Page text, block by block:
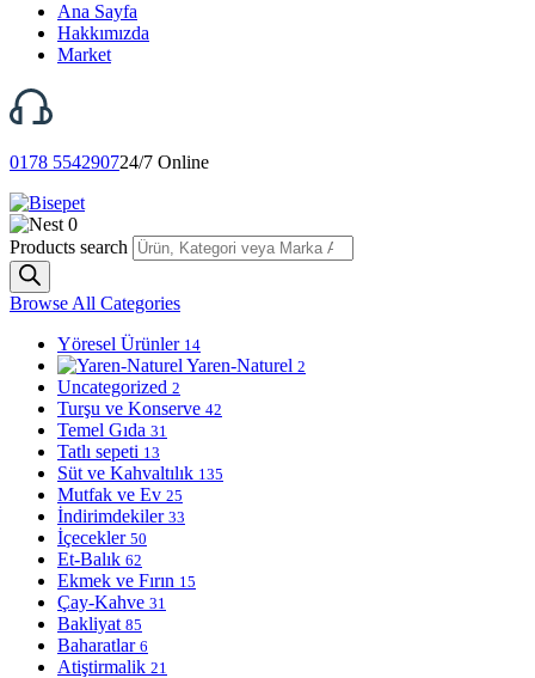
Ana Sayfa
Hakkımızda
Market
0178 554290724/7 Online
0
Products search
Browse All Categories
Yöresel Ürünler 14
Yaren-Naturel 2
Uncategorized 2
Turşu ve Konserve 42
Temel Gıda 31
Tatlı sepeti 13
Süt ve Kahvaltılık 135
Mutfak ve Ev 25
İndirimdekiler 33
İçecekler 50
Et-Balık 62
Ekmek ve Fırın 15
Çay-Kahve 31
Bakliyat 85
Baharatlar 6
Atiştirmalik 21